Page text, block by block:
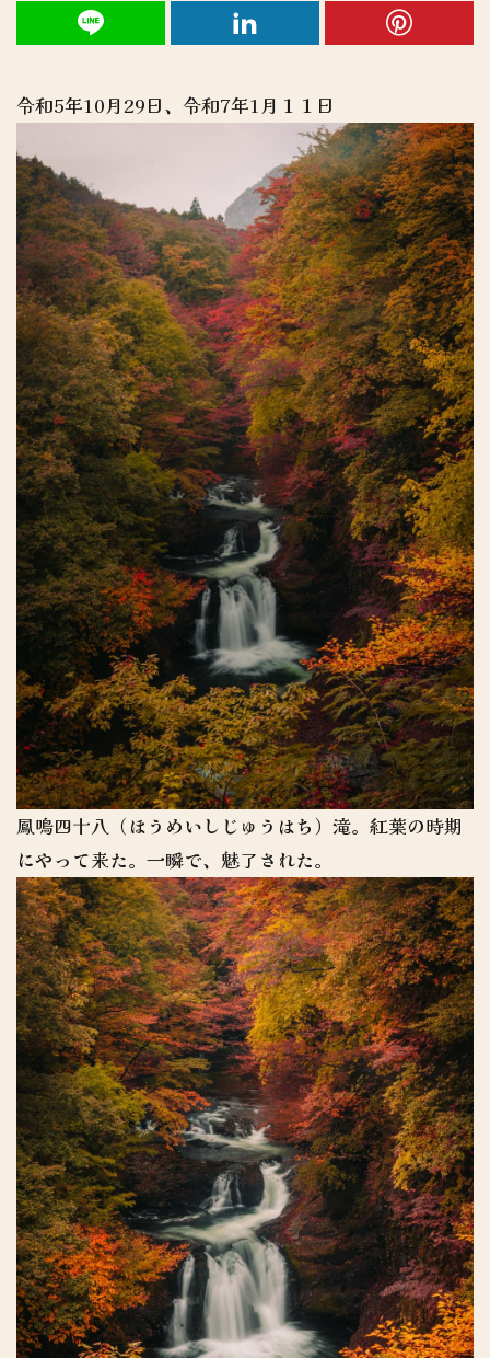
令和5年10月29日、令和7年1月１１日
鳳鳴四十八（ほうめいしじゅうはち）滝。紅葉の時期
にやって来た。一瞬で、魅了された。